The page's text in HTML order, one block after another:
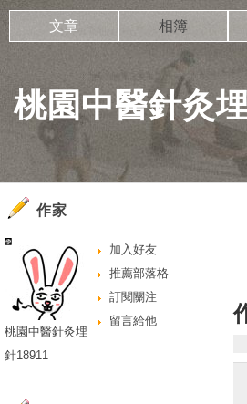
桃園中醫針灸
文章 相簿
作家
加入好友
推薦部落格
訂閱關注
留言給他
桃園中醫針灸埋
針18911